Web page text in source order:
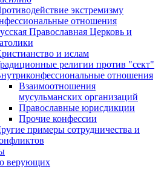
экстремизму
отношения
Православная Церковь и
и ислам
религии против "сект"
отношения
Взаимоотношения
мусульманских организаций
Православные юрисдикции
Прочие конфессии
примеры сотрудничества и
верующих